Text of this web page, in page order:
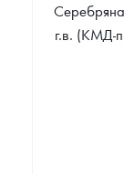
г.в. (КМД-